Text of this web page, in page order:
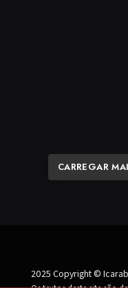
CARREGAR
2025 Copyright ©